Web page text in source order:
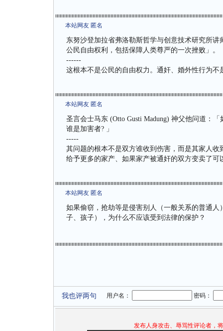
本站网友 匿名
东努沙登加拉省弗洛勒斯哲学与创意技术研究所讲
公民自由权利，包括保障人类尊严的一次挫败」。
------
这根本不是公民的自由权力。通奸、婚外性行为
本站网友 匿名
圣言会士马东 (Otto Gusti Madung) 神父他问道：
谁是加害者? 」
-----
其问题的根本不是双方谁收到伤害，而是其家人
给予更多的家产、如果家产被通奸的双方变卖了
本站网友 匿名
如果偷窃，抢劫等是侵害别人（一般关系的普通
子、孩子），为什么不应该受到法律的保护？
我也评两句 用户名： 密码：
发布人身攻击、辱骂性评论者，